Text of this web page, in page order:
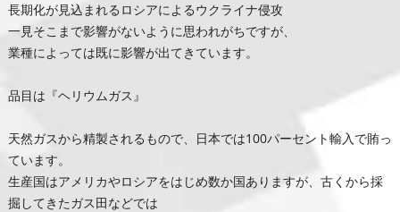
長期化が見込まれるロシアによるウクライナ侵攻
一見そこまで影響がないように思われがちですが、
業種によっては既に影響が出てきています。
品目は『ヘリウムガス』
天然ガスから精製されるもので、日本では100パーセント輸入で賄っ
ています。
生産国はアメリカやロシアをはじめ数か国ありますが、古くから採
掘してきたガス田などでは